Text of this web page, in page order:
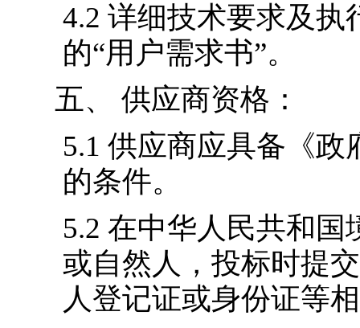
4.2 详细技术要求及执
的“用户需求书”。
五、 供应商资格：
5.1 供应商应具备《政
的条件。
5.2 在中华人民共和国
或自然人，投标时提
人登记证或身份证等